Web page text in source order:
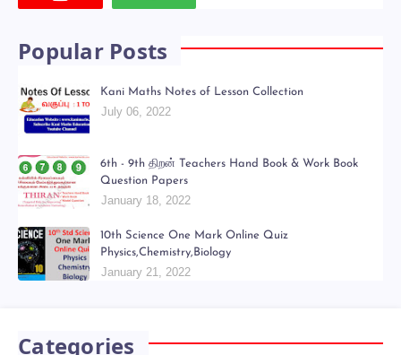
Popular Posts
Kani Maths Notes of Lesson Collection
July 06, 2022
6th - 9th திறன் Teachers Hand Book & Work Book
Question Papers
January 18, 2022
10th Science One Mark Online Quiz
Physics,Chemistry,Biology
January 21, 2022
Categories